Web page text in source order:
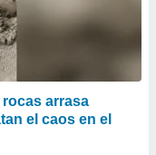
arrasa
el caos en el